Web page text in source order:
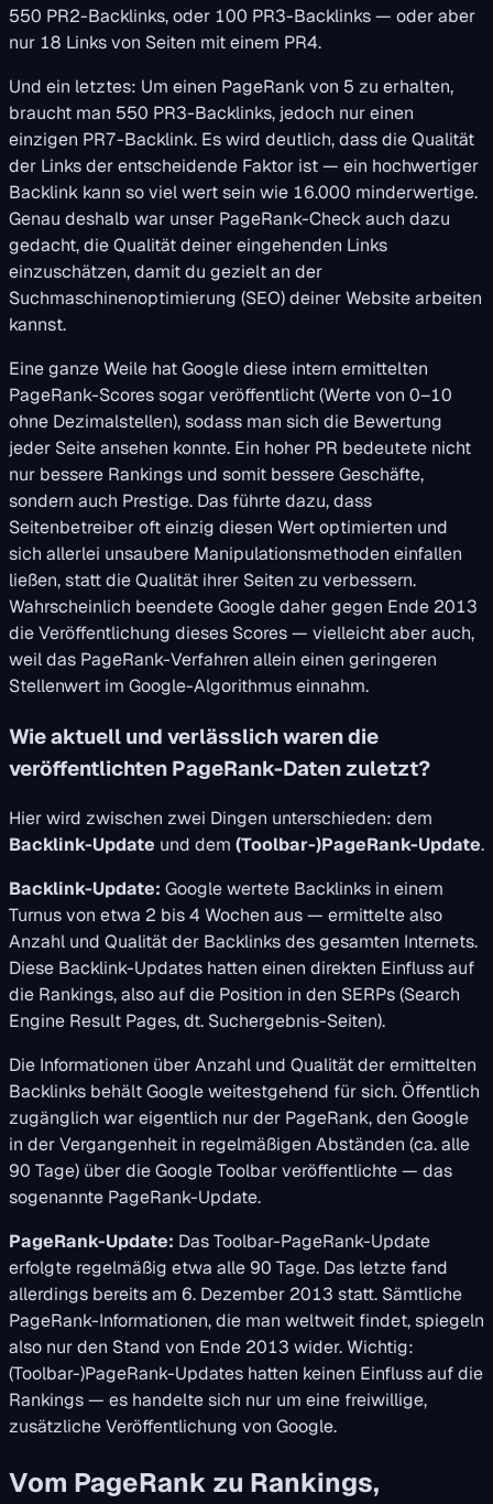
550 PR2-Backlinks, oder 100 PR3-Backlinks — oder aber
nur 18 Links von Seiten mit einem PR4.
Und ein letztes: Um einen PageRank von 5 zu erhalten,
braucht man 550 PR3-Backlinks, jedoch nur einen
einzigen PR7-Backlink. Es wird deutlich, dass die Qualität
der Links der entscheidende Faktor ist — ein hochwertiger
Backlink kann so viel wert sein wie 16.000 minderwertige.
Genau deshalb war unser PageRank-Check auch dazu
gedacht, die Qualität deiner eingehenden Links
einzuschätzen, damit du gezielt an der
Suchmaschinenoptimierung (SEO) deiner Website arbeiten
kannst.
Eine ganze Weile hat Google diese intern ermittelten
PageRank-Scores sogar veröffentlicht (Werte von 0–10
ohne Dezimalstellen), sodass man sich die Bewertung
jeder Seite ansehen konnte. Ein hoher PR bedeutete nicht
nur bessere Rankings und somit bessere Geschäfte,
sondern auch Prestige. Das führte dazu, dass
Seitenbetreiber oft einzig diesen Wert optimierten und
sich allerlei unsaubere Manipulationsmethoden einfallen
ließen, statt die Qualität ihrer Seiten zu verbessern.
Wahrscheinlich beendete Google daher gegen Ende 2013
die Veröffentlichung dieses Scores — vielleicht aber auch,
weil das PageRank-Verfahren allein einen geringeren
Stellenwert im Google-Algorithmus einnahm.
Wie aktuell und verlässlich waren die
veröffentlichten PageRank-Daten zuletzt?
Hier wird zwischen zwei Dingen unterschieden: dem
Backlink-Update und dem (Toolbar-)PageRank-Update.
Backlink-Update: Google wertete Backlinks in einem
Turnus von etwa 2 bis 4 Wochen aus — ermittelte also
Anzahl und Qualität der Backlinks des gesamten Internets.
Diese Backlink-Updates hatten einen direkten Einfluss auf
die Rankings, also auf die Position in den SERPs (Search
Engine Result Pages, dt. Suchergebnis-Seiten).
Die Informationen über Anzahl und Qualität der ermittelten
Backlinks behält Google weitestgehend für sich. Öffentlich
zugänglich war eigentlich nur der PageRank, den Google
in der Vergangenheit in regelmäßigen Abständen (ca. alle
90 Tage) über die Google Toolbar veröffentlichte — das
sogenannte PageRank-Update.
PageRank-Update: Das Toolbar-PageRank-Update
erfolgte regelmäßig etwa alle 90 Tage. Das letzte fand
allerdings bereits am 6. Dezember 2013 statt. Sämtliche
PageRank-Informationen, die man weltweit findet, spiegeln
also nur den Stand von Ende 2013 wider. Wichtig:
(Toolbar-)PageRank-Updates hatten keinen Einfluss auf die
Rankings — es handelte sich nur um eine freiwillige,
zusätzliche Veröffentlichung von Google.
Vom PageRank zu Rankings,